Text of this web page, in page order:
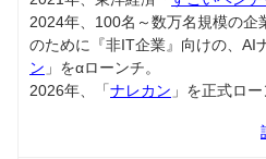
2024年、100名～数万名規模の企
のために『非IT企業』向けの、AI
ン 」をαローンチ。
2026年、「ナレカン 」を正式ロー